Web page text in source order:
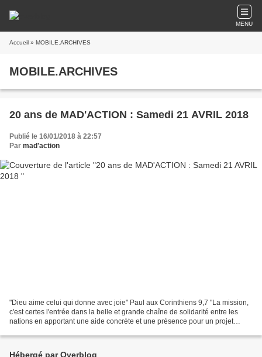
MENU
Accueil » MOBILE.ARCHIVES
MOBILE.ARCHIVES
20 ans de MAD'ACTION : Samedi 21 AVRIL 2018
Publié le 16/01/2018 à 22:57
Par mad'action
"Dieu aime celui qui donne avec joie" Paul aux Corinthiens 9,7 "La mission,
c'est certes l'entrée dans la belle et grande chaîne de solidarité entre les
nations en apportant une aide concrète et une présence pour un projet
Hébergé par Overblog